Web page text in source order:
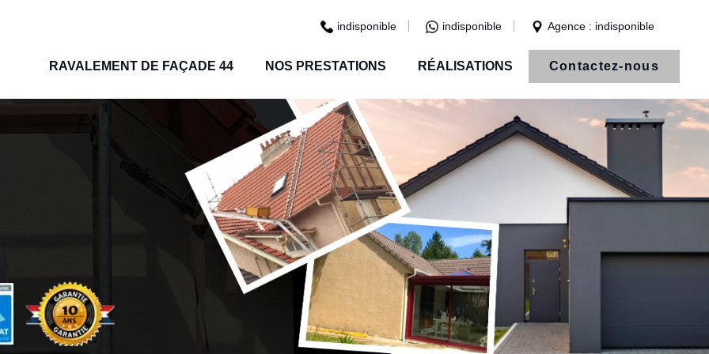
indisponible indisponible Agence : indisponible
RAVALEMENT DE FAÇADE 44 NOS PRESTATIONS RÉALISATIONS Contactez-nous